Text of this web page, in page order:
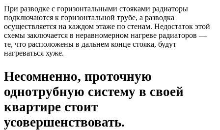
При разводке с горизонтальными стояками радиаторы
подключаются к горизонтальной трубе, а разводка
осуществляется на каждом этаже по стенам. Недостаток этой
схемы заключается в неравномерном нагреве радиаторов —
те, что расположены в дальнем конце стояка, будут
нагреваться хуже.
Несомненно, проточную
однотрубную систему в своей
квартире стоит
усовершенствовать.